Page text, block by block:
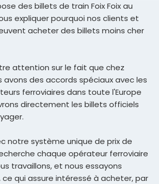
des billets de train Foix Foix au
expliquer pourquoi nos clients et
acheter des billets moins cher
attention sur le fait que chez
avons des accords spéciaux avec les
ferroviaires dans toute l'Europe
directement les billets officiels
notre système unique de prix de
chaque opérateur ferroviaire
travaillons, et nous essayons
qui assure intéressé à acheter, par